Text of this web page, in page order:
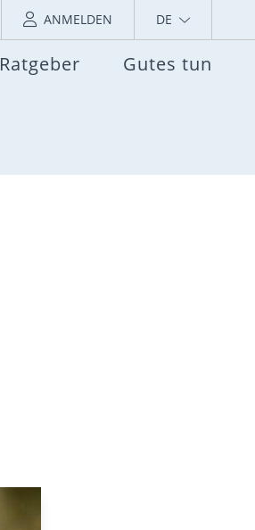
ANMELDEN DE
Ratgeber Gutes tun